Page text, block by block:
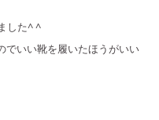
した^ ^
でいい靴を履いたほうがいい